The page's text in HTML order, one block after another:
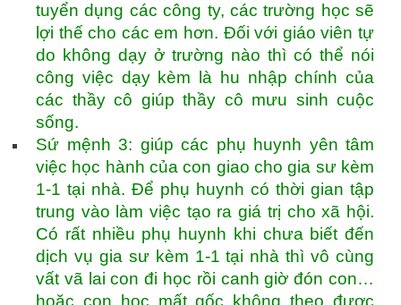
tuyển dụng các công ty, các trường học sẽ
lợi thế cho các em hơn. Đối với giáo viên tự
do không dạy ở trường nào thì có thể nói
công việc dạy kèm là hu nhập chính của
các thầy cô giúp thầy cô mưu sinh cuộc
sống.
Sứ mệnh 3: giúp các phụ huynh yên tâm
việc học hành của con giao cho gia sư kèm
1-1 tại nhà. Để phụ huynh có thời gian tập
trung vào làm việc tạo ra giá trị cho xã hội.
Có rất nhiều phụ huynh khi chưa biết đến
dịch vụ gia sư kèm 1-1 tại nhà thì vô cùng
vất vã lai con đi học rồi canh giờ đón con…
hoặc con học mất gốc không theo được